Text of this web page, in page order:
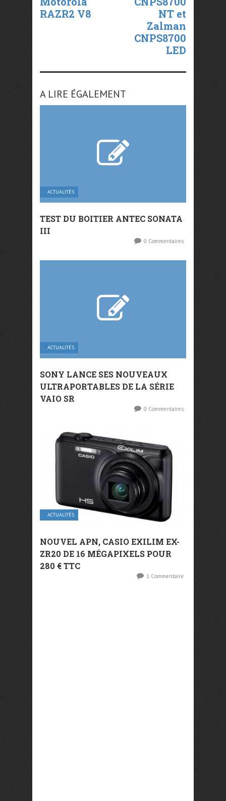
RAZR2 V8
NT et
Zalman
CNPS8700
LED
A LIRE ÉGALEMENT
ACTUALITÉS
TEST DU BOITIER ANTEC SONATA
III
0 Commentaires
ACTUALITÉS
SONY LANCE SES NOUVEAUX
ULTRAPORTABLES DE LA SÉRIE
VAIO SR
0 Commentaires
ACTUALITÉS
NOUVEL APN, CASIO EXILIM EX-
ZR20 DE 16 MÉGAPIXELS POUR
280 € TTC
1 Commentaire